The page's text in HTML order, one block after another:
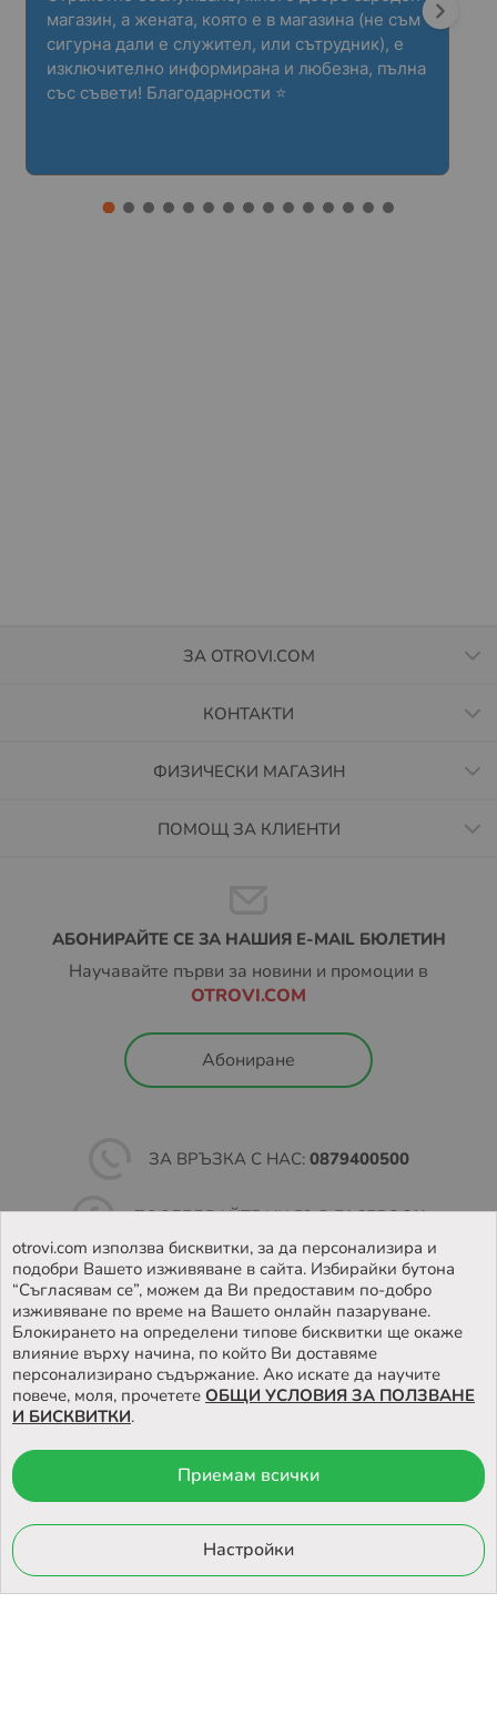
ЗА OTROVI.COM
КОНТАКТИ
ФИЗИЧЕСКИ МАГАЗИН
ПОМОЩ ЗА КЛИЕНТИ
АБОНИРАЙТЕ СЕ ЗА НАШИЯ E-MAIL БЮЛЕТИН
Научавайте първи за новини и промоции в
OTROVI.COM
Абониране
ЗА ВРЪЗКА С НАС: 0879400500
ПОСЛЕДВАЙТЕ НИ ВЪВFACEBOOK
НАМЕРЕТЕ НАШИЯТ МАГАЗИН
© 2026 Otrovi.com. Всички права запазени ™ |Карта на сайта
Онлайн магазин
otrovi.com използва бисквитки, за да персонализира и
подобри Вашето изживяване в сайта. Избирайки бутона
“Съгласявам се”, можем да Ви предоставим по-добро
изживяване по време на Вашето онлайн пазаруване.
Блокирането на определени типове бисквитки ще окаже
влияние върху начина, по който Ви доставяме
персонализирано съдържание. Ако искате да научите
повече, моля, прочетете ОБЩИ УСЛОВИЯ ЗА ПОЛЗВАНЕ
И БИСКВИТКИ.
Приемам всички
Настройки